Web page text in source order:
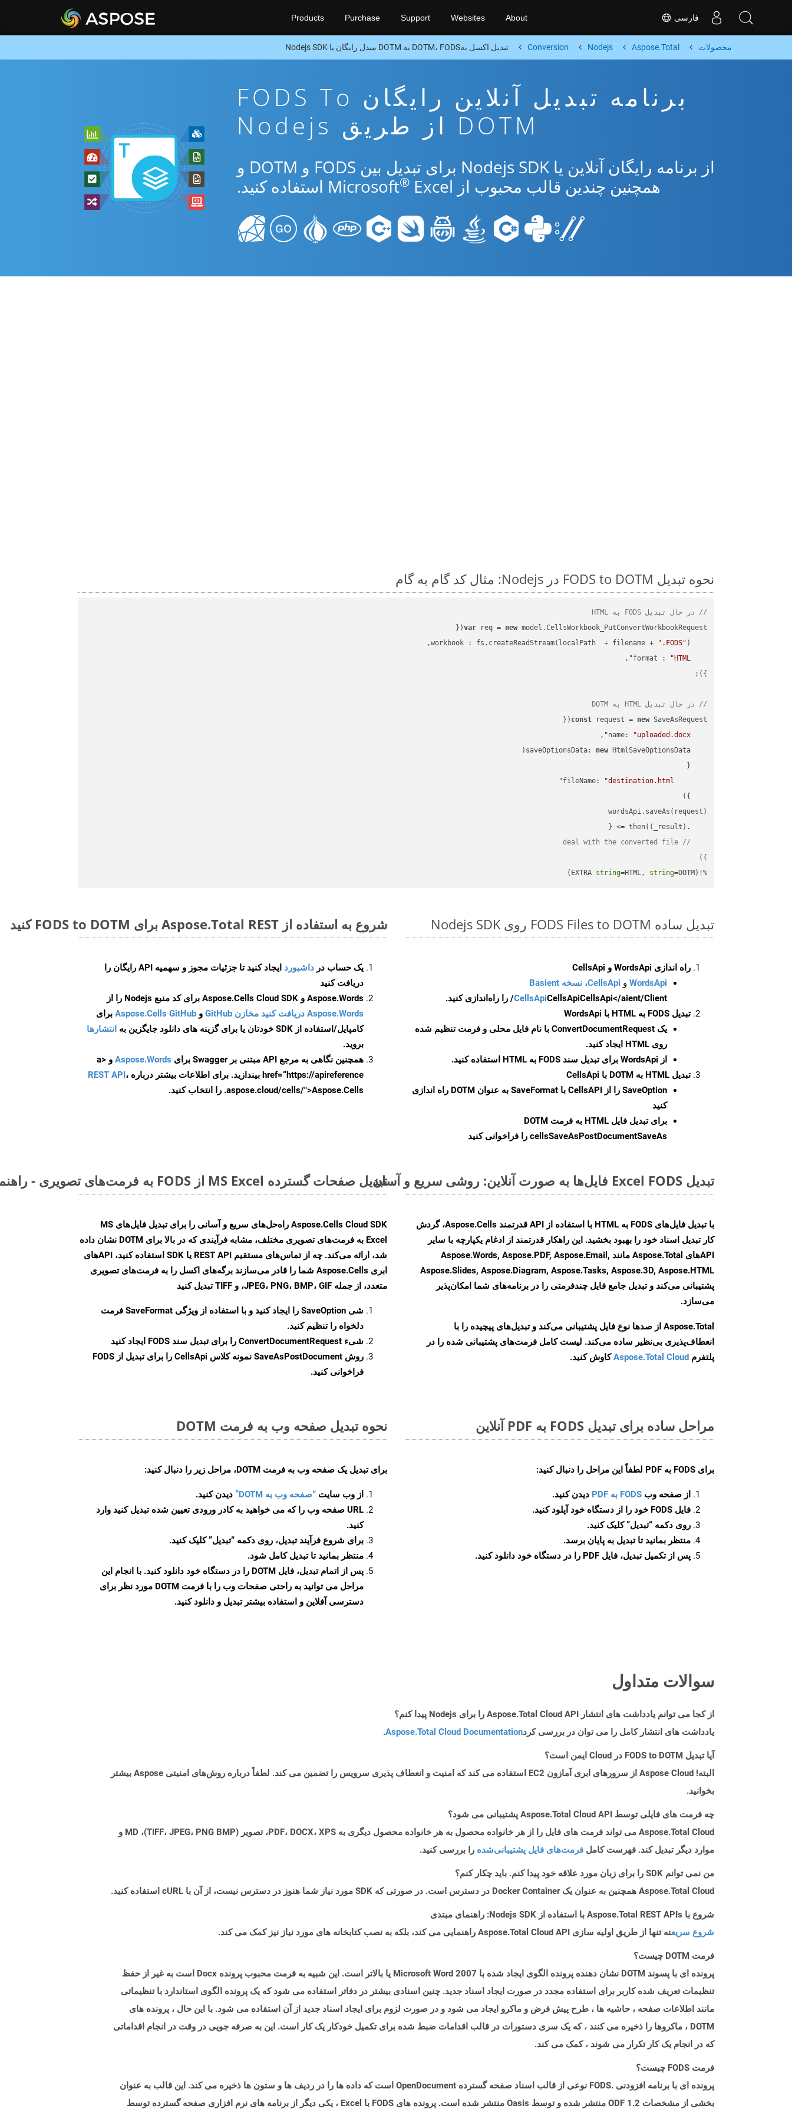
فارسی Products Purchase Support Websites About
محصولات Aspose.Total
Nodejs
Conversion تبدیل اکسل بهDOTM، FODS به DOTM مبدل رایگان یا Nodejs SDK
برنامه تبدیل آنلاین رایگان FODS To
DOTM از طریق Nodejs
از برنامه رایگان آنلاین یا Nodejs SDK برای تبدیل بین FODS و DOTM و
همچنین چندین قالب محبوب از Microsoft
® Excel استفاده کنید.
نحوه تبدیل FODS to DOTM در Nodejs: مثال کد گام به گام
// در حال تبدیل FODS به HTML
var req = new
workbook : fs.createReadStream(localPath  + filename + ".FODS"
format : "HTML"
// در حال تبدیل HTML به DOTM
const request = new
name: "uploaded.docx"
saveOptionsData: new
fileName:
"destination.html"
    .then(
( _result ) =>
// deal with the converted file
%!(EXTRA
string=HTML, string=DOTM)
تبدیل ساده FODS Files to DOTM روی Nodejs SDK
راه اندازی WordsApi و CellsApi
WordsApi و CellsApi، نسخه Basient
CellsApiCellsApiCellsApi</aient/Client/ را راه‌اندازی کنید.
تبدیل FODS به HTML با WordsApi
یک ConvertDocumentRequest با نام فایل محلی و فرمت تنظیم شده
روی HTML ایجاد کنید.
از WordsApi برای تبدیل سند FODS به HTML استفاده کنید.
تبدیل HTML به DOTM با CellsApi
SaveOption
را از CellsAPI با SaveFormat به عنوان DOTM راه اندازی
کنید
برای تبدیل فایل HTML به فرمت
DOTM
cellsSaveAsPostDocumentSaveAs را فراخوانی کنید
شروع به استفاده از Aspose.Total REST برای FODS to DOTM کنید
یک حساب در داشبورد
ایجاد کنید تا جزئیات مجوز و سهمیه API رایگان را
دریافت کنید
Aspose.Words و Aspose.Cells Cloud SDK برای کد منبع Nodejs را از
Aspose.Words دریافت کنید مخازن GitHub
و Aspose.Cells GitHub برای
کامپایل/استفاده از SDK خودتان یا برای گزینه های دانلود جایگزین به
انتشارها
بروید.
همچنین نگاهی به مرجع API مبتنی بر Swagger برای
Aspose.Words
و <a
href=“https://apireference بیندازید. برای اطلاعات بیشتر درباره
REST API،
.aspose.cloud/cells/">Aspose.Cells را انتخاب کنید.
تبدیل Excel FODS فایل‌ها به صورت آنلاین: روشی سریع و آسان
با تبدیل فایل‌های FODS به HTML با استفاده از API قدرتمند Aspose.Cells، گردش
کار تبدیل اسناد خود را بهبود بخشید. این راهکار قدرتمند از ادغام یکپارچه با سایر
APIهای Aspose.Total مانند Aspose.Words, Aspose.PDF, Aspose.Email,
Aspose.Slides, Aspose.Diagram, Aspose.Tasks, Aspose.3D, Aspose.HTML
پشتیبانی می‌کند و تبدیل جامع فایل چندفرمتی را در برنامه‌های شما امکان‌پذیر
می‌سازد.
Aspose.Total از صدها نوع فایل پشتیبانی می‌کند و تبدیل‌های پیچیده را با
انعطاف‌پذیری بی‌نظیر ساده می‌کند. لیست کامل فرمت‌های پشتیبانی شده را در
پلتفرم Aspose.Total Cloudکاوش کنید.
تبدیل صفحات گسترده MS Excel از FODS به فرمت‌های تصویری - راهنمای گام به گام
Aspose.Cells Cloud SDK راه‌حل‌های سریع و آسانی را برای تبدیل فایل‌های MS
Excel به فرمت‌های تصویری مختلف، مشابه فرآیندی که در بالا برای DOTM نشان داده
شد، ارائه می‌کند. چه از تماس‌های مستقیم REST API یا SDK استفاده کنید، APIهای
ابری Aspose.Cells شما را قادر می‌سازند برگه‌های اکسل را به فرمت‌های تصویری
متعدد، از جمله JPEG، PNG، BMP، GIF، و TIFF تبدیل کنید
شی SaveOption را ایجاد کنید و با استفاده از ویژگی SaveFormat فرمت
دلخواه را تنظیم کنید.
شیء ConvertDocumentRequest را برای تبدیل سند FODS ایجاد کنید
روش SaveAsPostDocument
نمونه کلاس CellsApi را برای تبدیل از FODS
فراخوانی کنید.
مراحل ساده برای تبدیل FODS به PDF آنلاین
برای FODS به PDF لطفاً این مراحل را دنبال کنید:
از صفحه وب FODS به PDF
دیدن کنید.
فایل FODS خود را از دستگاه خود آپلود کنید.
روی دکمه “تبدیل”کلیک کنید.
منتظر بمانید تا تبدیل به پایان برسد.
پس از تکمیل تبدیل، فایل PDF را در دستگاه خود دانلود کنید.
نحوه تبدیل صفحه وب به فرمت DOTM
برای تبدیل یک صفحه وب به فرمت DOTM، مراحل زیر را دنبال کنید:
از وب سایت “صفحه وب به DOTM”
دیدن کنید.
URL صفحه وب را که می خواهید به کادر ورودی تعیین شده تبدیل کنید وارد
کنید.
برای شروع فرآیند تبدیل، روی دکمه “تبدیل” کلیک کنید.
منتظر بمانید تا تبدیل کامل شود.
پس از اتمام تبدیل، فایل DOTM را در دستگاه خود دانلود کنید. با انجام این
مراحل می توانید به راحتی صفحات وب را با فرمت DOTM مورد نظر برای
دسترسی آفلاین و استفاده بیشتر تبدیل و دانلود کنید.
سوالات متداول
از کجا می توانم یادداشت های انتشار Aspose.Total Cloud API را برای Nodejs پیدا کنم؟
یادداشت های انتشار کامل را می توان در بررسی کردAspose.Total Cloud Documentation
.
آیا تبدیل FODS to DOTM در Cloud ایمن است؟
البته! Aspose Cloud از سرورهای ابری آمازون EC2 استفاده می کند که امنیت و انعطاف پذیری سرویس را تضمین می کند. لطفاً درباره روش‌های امنیتی Aspose بیشتر
بخوانید.
چه فرمت های فایلی توسط Aspose.Total Cloud API پشتیبانی می شود؟
Aspose.Total Cloud می تواند فرمت های فایل را از هر خانواده محصول به هر خانواده محصول دیگری به PDF، DOCX، XPS، تصویر (TIFF، JPEG، PNG BMP)، MD و
موارد دیگر تبدیل کند. فهرست کامل فرمت‌های فایل پشتیبانی‌شده را بررسی کنید.
من نمی توانم SDK را برای زبان مورد علاقه خود پیدا کنم. باید چکار کنم؟
Aspose.Total Cloud همچنین به عنوان یک Docker Container در دسترس است. در صورتی که SDK مورد نیاز شما هنوز در دسترس نیست، از آن با cURL استفاده کنید.
شروع با Aspose.Total REST APIs با استفاده از Nodejs SDK: راهنمای مبتدی
شروع سریعنه تنها از طریق اولیه سازی Aspose.Total Cloud API راهنمایی می کند، بلکه به نصب کتابخانه های مورد نیاز نیز کمک می کند.
فرمت DOTM چیست؟
پرونده ای با پسوند DOTM نشان دهنده پرونده الگوی ایجاد شده با Microsoft Word 2007 یا بالاتر است. این شبیه به فرمت محبوب پرونده Docx است به غیر از حفظ
تنظیمات تعریف شده کاربر برای استفاده مجدد در صورت ایجاد اسناد جدید. چنین اسنادی بیشتر در دفاتر استفاده می شود که یک پرونده الگوی استاندارد با تنظیماتی
مانند اطلاعات صفحه ، حاشیه ها ، طرح پیش فرض و ماکرو ایجاد می شود و در صورت لزوم برای ایجاد اسناد جدید از آن استفاده می شود. با این حال ، پرونده های
DOTM ، ماکروها را ذخیره می کنند ، که یک سری دستورات در قالب اقدامات ضبط شده برای تکمیل خودکار یک کار است. این به صرفه جویی در وقت در انجام اقداماتی
که در انجام یک کار تکرار می شوند ، کمک می کند.
فرمت FODS چیست؟
پرونده ای با برنامه افزودنی .FODS نوعی از قالب اسناد صفحه گسترده OpenDocument است که داده ها را در ردیف ها و ستون ها ذخیره می کند. این قالب به عنوان
بخشی از مشخصات ODF 1.2 منتشر شده و توسط Oasis منتشر شده است. پرونده های FODS با Excel ، یکی دیگر از برنامه های نرم افزاری صفحه گسترده توسط